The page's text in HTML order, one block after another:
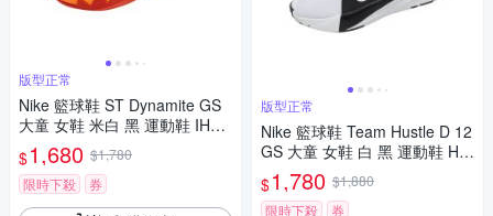
版型正常
Nike 籃球鞋 ST Dynamite GS
大童 女鞋 米白 黑 運動鞋 IH23
08-100
$1,680 $1,780
限時下殺
券
版型正常
Nike 籃球鞋 Team Hustle D 12
GS 大童 女鞋 白 黑 運動鞋 HF
6279-101
$1,780 $1,880
限時下殺
券